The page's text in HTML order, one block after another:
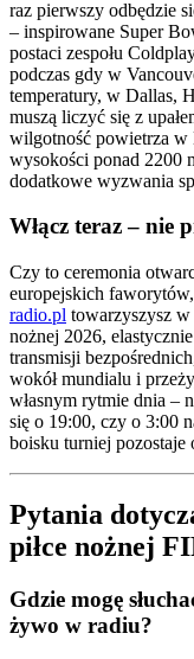
raz pierwszy odbędzie
– inspirowane Super
postaci zespołu
podczas gdy w
temperatury, w Dallas,
muszą liczyć się z
wilgotność powietrza w
wysokości ponad 2200
dodatkowe wyzwania
Włącz teraz – nie
Czy to ceremonia
europejskich
radio.pl towarzyszysz w
nożnej 2026,
transmisji
wokół mundialu i
własnym rytmie dnia –
się o 19:00, czy o 3:00
boisku turniej
Pytania
piłce nożnej
Gdzie mogę
żywo w radiu?